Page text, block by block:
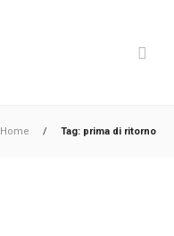
Home / Tag: prima di ritorno